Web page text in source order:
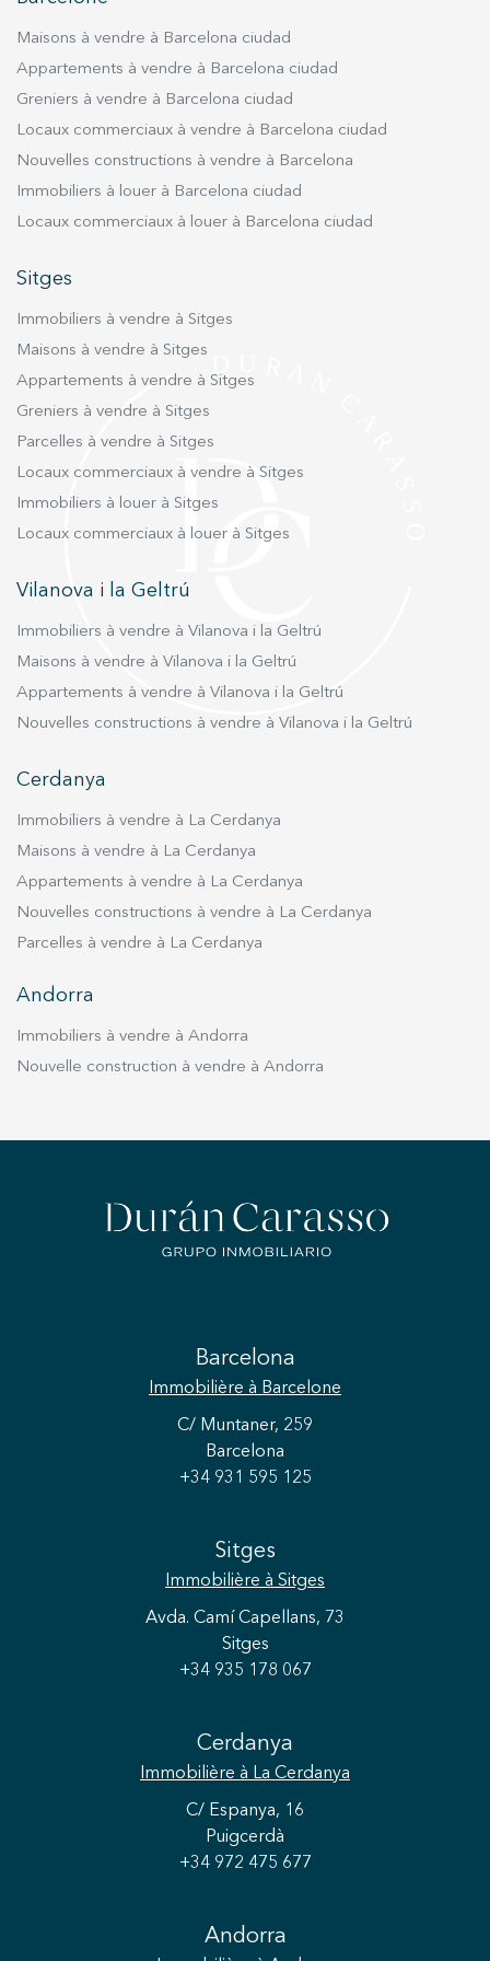
Maisons à vendre à Barcelona ciudad
Appartements à vendre à Barcelona ciudad
Greniers à vendre à Barcelona ciudad
Locaux commerciaux à vendre à Barcelona ciudad
Nouvelles constructions à vendre à Barcelona
Immobiliers à louer à Barcelona ciudad
Locaux commerciaux à louer à Barcelona ciudad
Sitges
Immobiliers à vendre à Sitges
Maisons à vendre à Sitges
Appartements à vendre à Sitges
Greniers à vendre à Sitges
Parcelles à vendre à Sitges
Locaux commerciaux à vendre à Sitges
Immobiliers à louer à Sitges
Locaux commerciaux à louer à Sitges
Vilanova i la Geltrú
Immobiliers à vendre à Vilanova i la Geltrú
Maisons à vendre à Vilanova i la Geltrú
Appartements à vendre à Vilanova i la Geltrú
Nouvelles constructions à vendre à Vilanova i la Geltrú
Cerdanya
Immobiliers à vendre à La Cerdanya
Maisons à vendre à La Cerdanya
Appartements à vendre à La Cerdanya
Nouvelles constructions à vendre à La Cerdanya
Parcelles à vendre à La Cerdanya
Andorra
Immobiliers à vendre à Andorra
Nouvelle construction à vendre à Andorra
Barcelona
Immobilière à Barcelone
C/ Muntaner, 259
Barcelona
+34 931 595 125
Sitges
Immobilière à Sitges
Avda. Camí Capellans, 73
Sitges
+34 935 178 067
Cerdanya
Immobilière à La Cerdanya
C/ Espanya, 16
Puigcerdà
+34 972 475 677
Andorra